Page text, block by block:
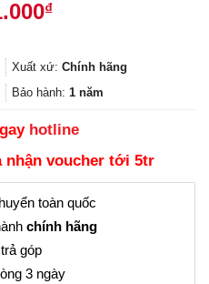
₫Giá
là:
111.000₫.
Xuất xứ: Chính hãng
Bảo hành: 1 năm
hotline
nhận voucher tới 5tr
toàn quốc
chính hãng
góp
3 ngày